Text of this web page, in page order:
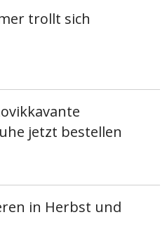
trollt sich
jetzt bestellen
in Herbst und